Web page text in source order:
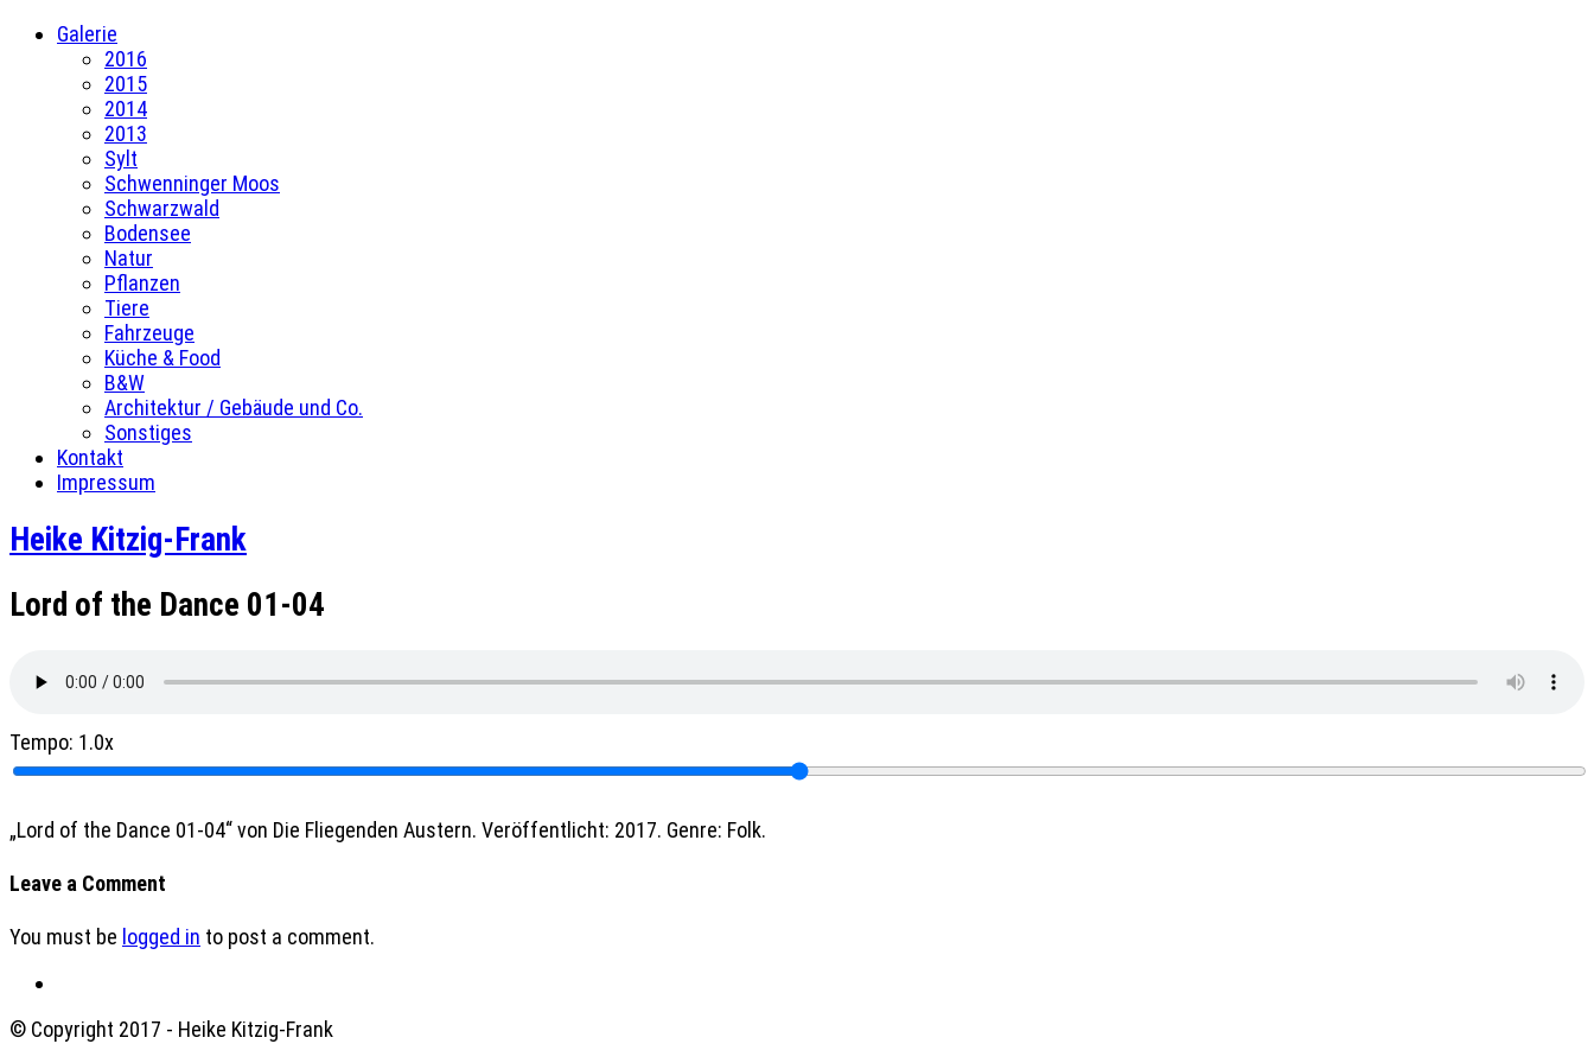
Galerie
2016
2015
2014
2013
Sylt
Schwenninger Moos
Schwarzwald
Bodensee
Natur
Pflanzen
Tiere
Fahrzeuge
Küche & Food
B&W
Architektur / Gebäude und Co.
Sonstiges
Kontakt
Impressum
Heike Kitzig-Frank
Lord of the Dance 01-04
Tempo: 1.0x
„Lord of the Dance 01-04“ von Die Fliegenden Austern. Veröffentlicht: 2017. Genre: Folk.
Leave a Comment
You must be logged in to post a comment.
© Copyright 2017 - Heike Kitzig-Frank